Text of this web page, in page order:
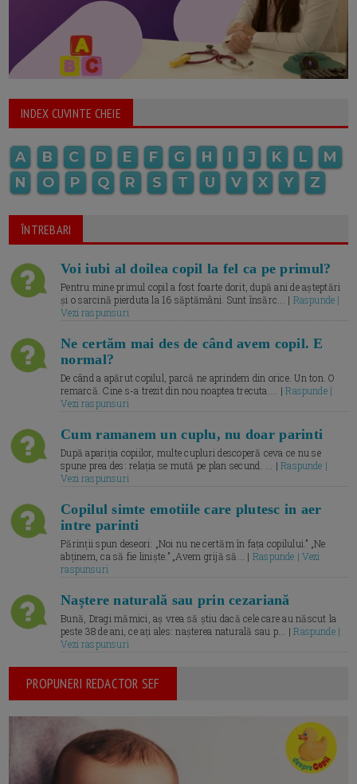
INDEX CUVINTE CHEIE
A B C D E F G H I J K L
M
N
O P Q R S T U V X Y Z
ÎNTREBARI
Voi iubi al doilea copil la fel ca pe primul?
Pentru mine primul copil a fost foarte dorit, după ani de așteptări
și o sarcină pierduta la 16 săptămâni. Sunt însărc... | Raspunde |
Vezi raspunsuri
Ne certăm mai des de când avem copil. E
normal?
De când a apărut copilul, parcă ne aprindem din orice. Un ton. O
remarcă. Cine s-a trezit din nou noaptea trecuta.... |Raspunde |
Vezi raspunsuri
Cum ramanem un cuplu, nu doar parinti
După apariția copiilor, multe cupluri descoperă ceva ce nu se
spune prea des: relația se mută pe plan secund. ... |Raspunde |
Vezi raspunsuri
Copilul simte emotiile care plutesc in aer
intre parinti
Părinții spun deseori: „Noi nu ne certăm în fața copilului.” „Ne
abținem, ca să fie liniște.” „Avem grijă să... | Raspunde | Vezi
raspunsuri
Naștere naturală sau prin cezariană
Bună, Dragi mămici, aș vrea să știu dacă cele care au născut la
peste 38 de ani, ce ați ales: nașterea naturală sau p... |Raspunde |
Vezi raspunsuri
PROPUNERI REDACTOR SEF